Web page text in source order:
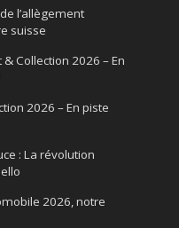
l’allègement
suisse
& Collection 2026 – En
2026 – En piste
: La révolution
2026, notre